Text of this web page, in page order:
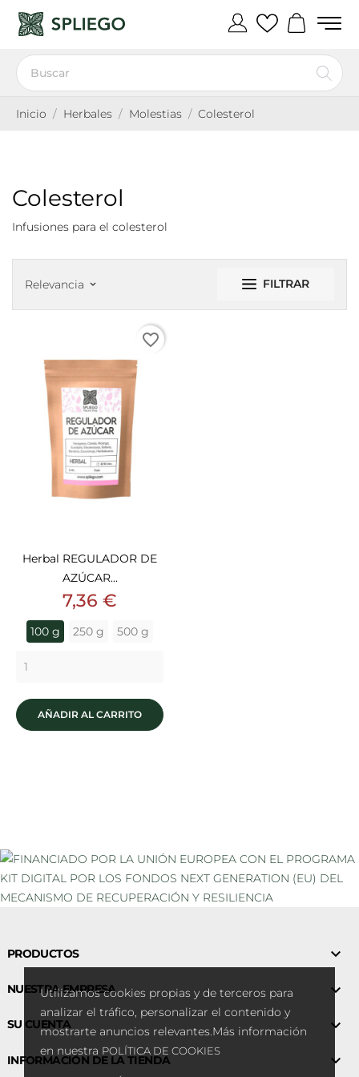
Utilizamos cookies propias y de terceros para
analizar el tráfico, personalizar el contenido y
mostrarte anuncios relevantes.Más información
en nuestra POLÍTICA DE COOKIES
Inicio Herbales Molestias Colesterol
Colesterol
Infusiones para el colesterol
Relevancia keyboard_arrow_down FILTRAR
Herbal REGULADOR DE
AZÚCAR...
Precio
7,36 €
100 g 250 g 500 g
AÑADIR AL CARRITO
favorite_border
PRODUCTOS 
NUESTRA EMPRESA 
SU CUENTA 
INFORMACIÓN DE LA TIENDA 